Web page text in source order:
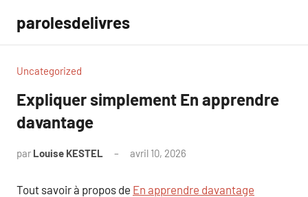
contenu
parolesdelivres
Uncategorized
Expliquer simplement En apprendre
davantage
par Louise KESTEL avril 10, 2026
Tout savoir à propos de En apprendre davantage